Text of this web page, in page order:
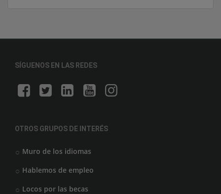
SÍGUENOS EN LAS REDES
OTROS GRUPOS DE INTERÉS
Muro de los idiomas
Hablemos de empleo
Locos por las becas